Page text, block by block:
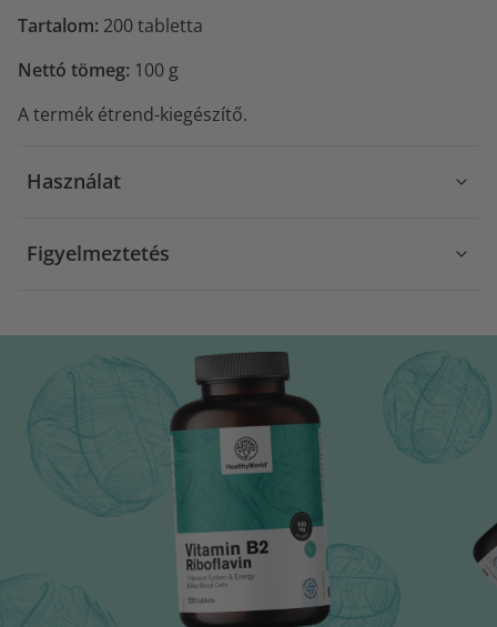
Tartalom: 200 tabletta
Nettó tömeg: 100 g
A termék étrend-kiegészítő.
Használat
Figyelmeztetés